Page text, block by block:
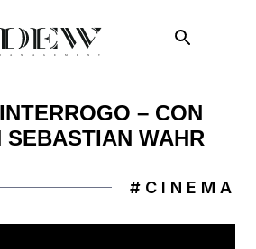
– CON
SEBASTIAN WAHR
#CINEMA